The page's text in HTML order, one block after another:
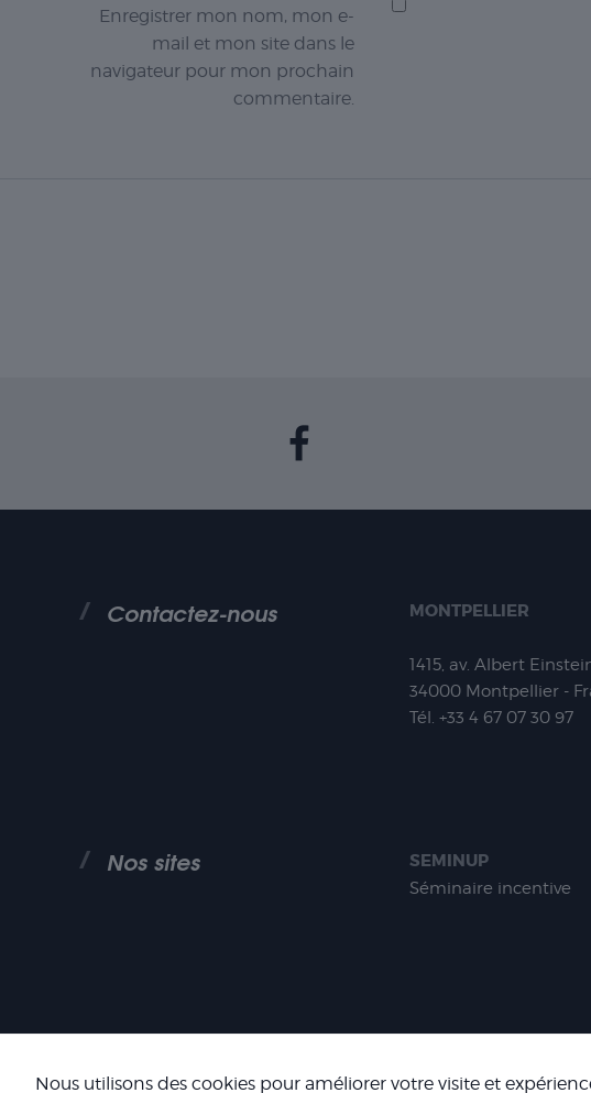
Enregistrer mon nom, mon e-
mail et mon site dans le
navigateur pour mon prochain
commentaire.
Contactez-nous MONTPELLIER
1415, av. Albert
34000 Montpellier -
Tél. +33 4 67 07 30 97
Nos sites SEMINUP
Séminaire incentive
Nous utilisons des cookies pour améliorer votre visite et